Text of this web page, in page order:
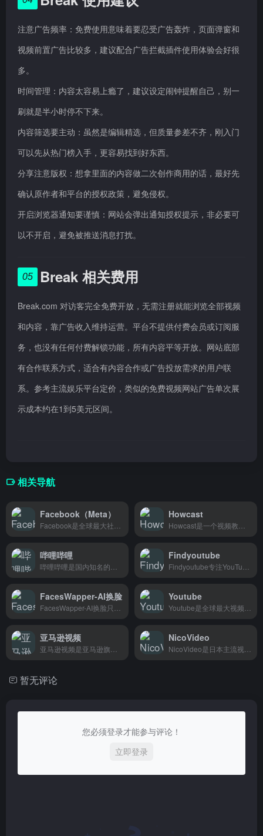
注意广告频率：免费使用意味着要忍受广告轰炸，页面弹窗和
视频前置广告比较多，建议配合广告拦截插件使用体验会好很
多。
时间管理：内容太容易上瘾了，建议设定闹钟提醒自己，别一
刷就是半小时停不下来。
内容筛选要主动：虽然是编辑精选，但质量参差不齐，刚入门
可以先从热门榜入手，更容易找到好东西。
分享注意版权：想拿里面的内容做二次创作商用的话，最好先
确认原作者和平台的授权政策，避免侵权。
开启浏览器通知要谨慎：网站会弹出通知授权提示，非必要可
以不开启，避免被推送消息打扰。
05 Break 相关费用
Break.com 对访客完全免费开放，无需注册就能浏览全部视频
和内容，靠广告收入维持运营。平台不提供付费会员或订阅服
务，也没有任何付费解锁功能，所有内容平等开放。网站底部
有合作联系方式，适合有内容合作或广告投放需求的用户联
系。参考主流娱乐平台定价，类似的免费视频网站广告单次展
示成本约在1到5美元区间。
相关导航
Facebook（Meta） Howcast
哔哩哔哩 Findyoutube
FacesWapper-AI换脸 Youtube
亚马逊视频 NicoVideo
暂无评论
您必须登录才能参与评论！
立即登录